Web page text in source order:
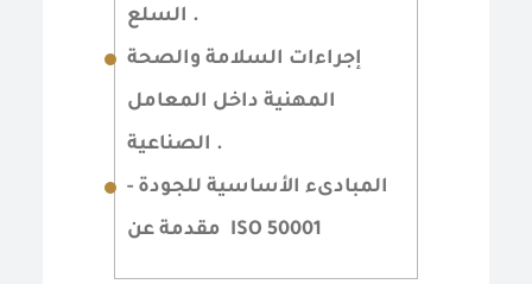
السلع .
إجراءات السلامة والصحة
المهنية داخل المعامل
الصناعية .
المبادىء الأساسية للجودة -
مقدمة عن ISO 50001